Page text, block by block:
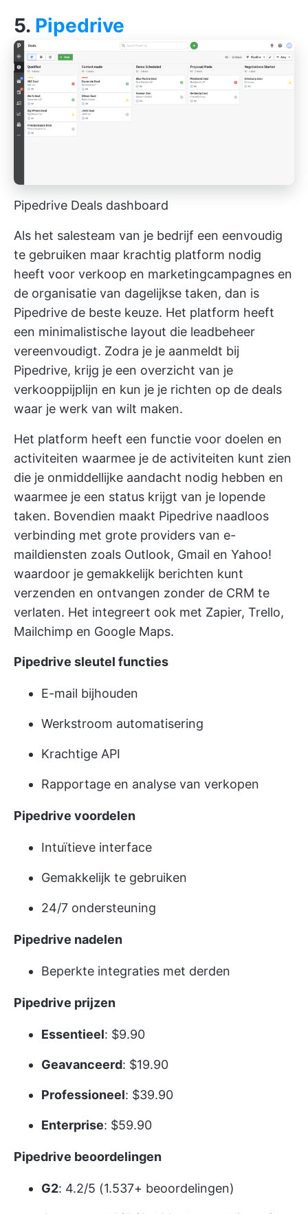
5. Pipedrive
Pipedrive Deals dashboard
Als het salesteam van je bedrijf een eenvoudig
te gebruiken maar krachtig platform nodig
heeft voor verkoop en marketingcampagnes en
de organisatie van dagelijkse taken, dan is
Pipedrive de beste keuze. Het platform heeft
een minimalistische layout die leadbeheer
vereenvoudigt. Zodra je je aanmeldt bij
Pipedrive, krijg je een overzicht van je
verkooppijplijn en kun je je richten op de deals
waar je werk van wilt maken.
Het platform heeft een functie voor doelen en
activiteiten waarmee je de activiteiten kunt zien
die je onmiddellijke aandacht nodig hebben en
waarmee je een status krijgt van je lopende
taken. Bovendien maakt Pipedrive naadloos
verbinding met grote providers van e-
maildiensten zoals Outlook, Gmail en Yahoo!
waardoor je gemakkelijk berichten kunt
verzenden en ontvangen zonder de CRM te
verlaten. Het integreert ook met Zapier, Trello,
Mailchimp en Google Maps.
Pipedrive sleutel functies
E-mail bijhouden
Werkstroom automatisering
Krachtige API
Rapportage en analyse van verkopen
Pipedrive voordelen
Intuïtieve interface
Gemakkelijk te gebruiken
24/7 ondersteuning
Pipedrive nadelen
Beperkte integraties met derden
Pipedrive prijzen
Essentieel: $9.90
Geavanceerd: $19.90
Professioneel: $39.90
Enterprise: $59.90
Pipedrive beoordelingen
G2: 4.2/5 (1.537+ beoordelingen)